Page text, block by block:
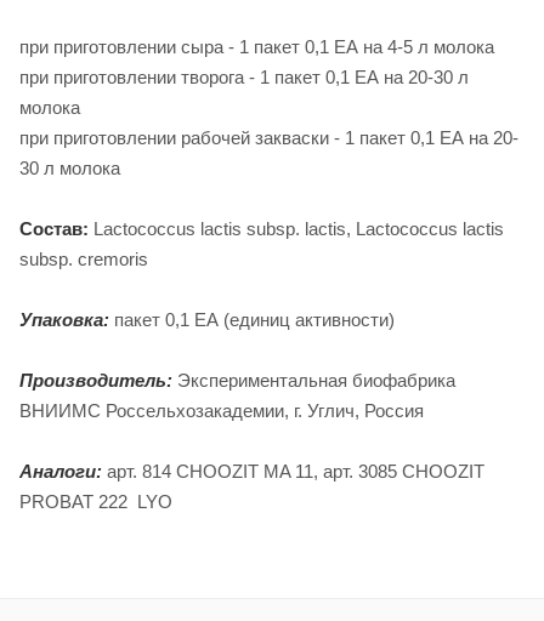
при приготовлении сыра - 1 пакет 0,1 ЕА на 4-5 л молока
при приготовлении творога - 1 пакет 0,1 ЕА на 20-30 л
молока
при приготовлении рабочей закваски - 1 пакет 0,1 ЕА на 20-
30 л молока
Состав: Lactococcus lactis subsp. lactis, Lactococcus lactis
subsp. сremoris
Упаковка: пакет 0,1 ЕА (единиц активности)
Производитель: Экспериментальная биофабрика
ВНИИМС Россельхозакадемии, г. Углич, Россия
Аналоги: арт. 814 CHOOZIT MA 11, арт. 3085 CHOOZIT
PROBAT 222 LYO